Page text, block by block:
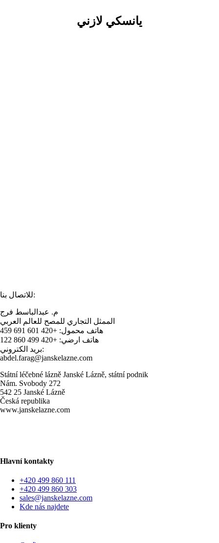
يانسكي لازني
للاتصال بنا:
م. عبدالباسط فرج
الممثل التجاري للمصح للعالم العربي
هاتف محمول: +420 601 691 459
هاتف ارضي: +420 499 860 122
بريد الكتروني:
abdel.farag@janskelazne.com
Státní léčebné lázně Janské Lázně, státní podnik
Nám. Svobody 272
542 25 Janské Lázně
Česká republika
www.janskelazne.com
Hlavní kontakty
+420 499 860 111
+420 499 860 303
sales@janskelazne.com
Kde nás najdete
Pro klienty